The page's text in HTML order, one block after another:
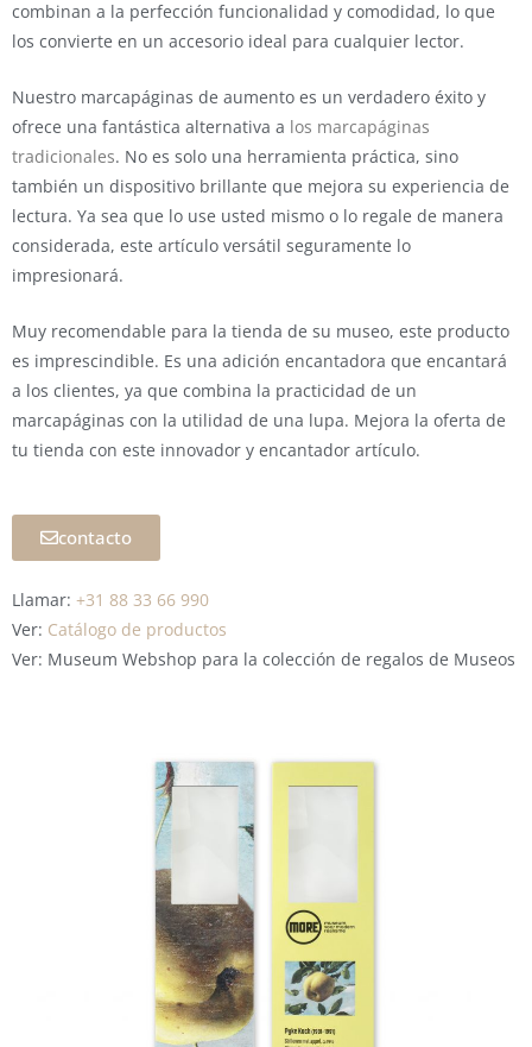
combinan a la perfección funcionalidad y comodidad, lo que
los convierte en un accesorio ideal para cualquier lector.
Nuestro marcapáginas de aumento es un verdadero éxito y
ofrece una fantástica alternativa a los marcapáginas
tradicionales. No es solo una herramienta práctica, sino
también un dispositivo brillante que mejora su experiencia de
lectura. Ya sea que lo use usted mismo o lo regale de manera
considerada, este artículo versátil seguramente lo
impresionará.
Muy recomendable para la tienda de su museo, este producto
es imprescindible. Es una adición encantadora que encantará
a los clientes, ya que combina la practicidad de un
marcapáginas con la utilidad de una lupa. Mejora la oferta de
tu tienda con este innovador y encantador artículo.
contacto
Llamar: +31 88 33 66 990
Ver: Catálogo de productos
Ver: Museum Webshop para la colección de regalos de Museos